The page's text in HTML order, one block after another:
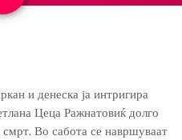
и денеска ја интригира
Цеца Ражнатовиќ долго
Во сабота се навршуваат